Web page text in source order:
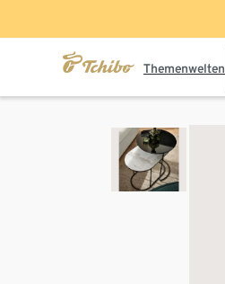
Themenwelten